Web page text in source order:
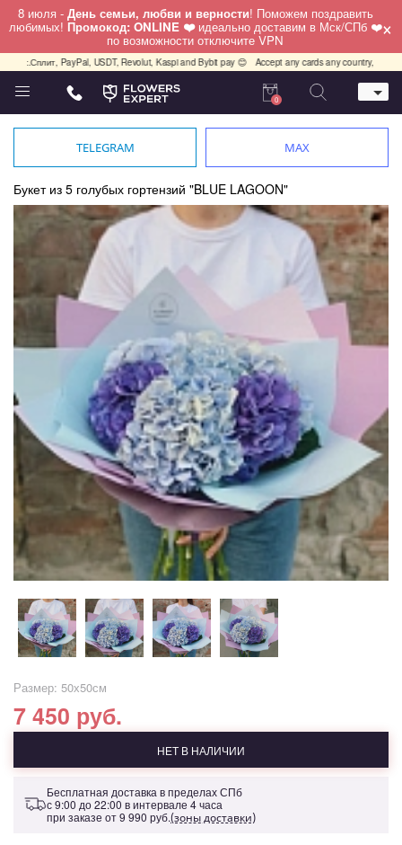
8 июля - День семьи, любви и верности! Поможем поздравить
любимых! Промокод: ONLINE ❤️ идеально доставим в Мск/СПб ❤️
по возможности отключите VPN ×
PayPal, USDT, Revolut, Kaspi and Bybit pay 😊 Accept any cards any country, PayPal,
Телефон
+7 (812) 425 36 05
Санкт-Петербург,
Лизы Чайкиной 25
работаем круглосуточно
0
TELEGRAM MAX
Букет из 5 голубых гортензий "BLUE LAGOON"
Размер: 50х50см
7 450 руб.
НЕТ В НАЛИЧИИ
Бесплатная доставка в пределах СПб
с 9:00 до 22:00 в интервале 4 часа
при заказе от9 990 руб.(зоны доставки)